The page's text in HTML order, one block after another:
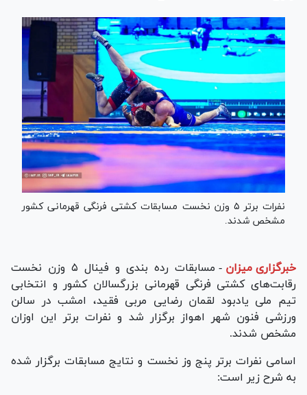
نفرات برتر ۵ وزن نخست مسابقات کشتی فرنگی قهرمانی کشور
مشخص شدند.
خبرگزاری میزان -
مسابقات رده بندی و فینال ۵ وزن نخست
رقابت‌های کشتی فرنگی قهرمانی بزرگسالان کشور و انتخابی
تیم ملی یادبود لقمان رضایی مربی فقید، امشب در سالن
ورزشی فنون شهر اهواز برگزار شد و نفرات برتر این اوزان
مشخص شدند.
اسامی نفرات برتر پنج وز نخست و نتایج مسابقات برگزار شده
به شرح زیر است: